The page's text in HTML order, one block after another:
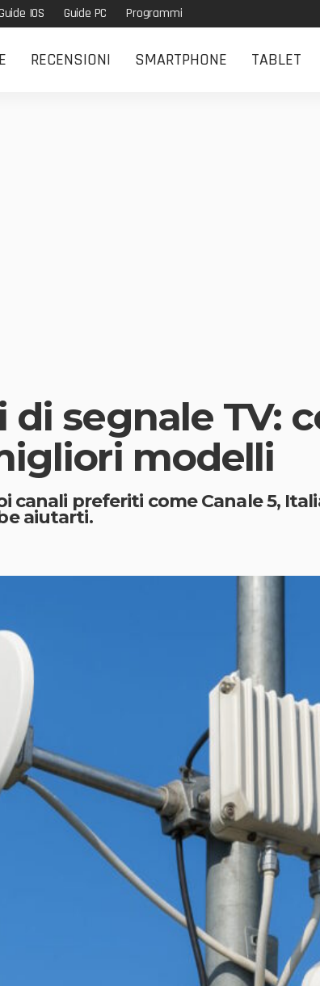
IOS Guide PC Programmi
RECENSIONI SMARTPHONE TABLET
segnale TV:
modelli
canali preferiti come Canale 5,
aiutarti.